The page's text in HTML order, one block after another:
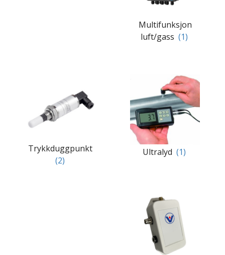
Multifunksjon
luft/gass (1)
Trykkduggpunkt
(2)
Ultralyd (1)